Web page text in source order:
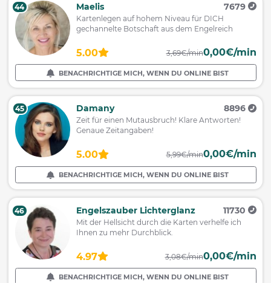
44 Maelis 7679
Kartenlegen auf hohem Niveau für DICH
gechannelte Botschaft aus dem Engelreich
5.00 3,69€/min0,00€/min
BENACHRICHTIGE MICH, WENN DU ONLINE BIST
45 Damany 8896
Zeit für einen Mutausbruch! Klare Antworten!
Genaue Zeitangaben!
5.00 5,99€/min0,00€/min
BENACHRICHTIGE MICH, WENN DU ONLINE BIST
46 Engelszauber Lichterglanz 11730
Mit der Hellsicht durch die Karten verhelfe ich
Ihnen zu mehr Durchblick.
4.97 3,08€/min0,00€/min
BENACHRICHTIGE MICH, WENN DU ONLINE BIST